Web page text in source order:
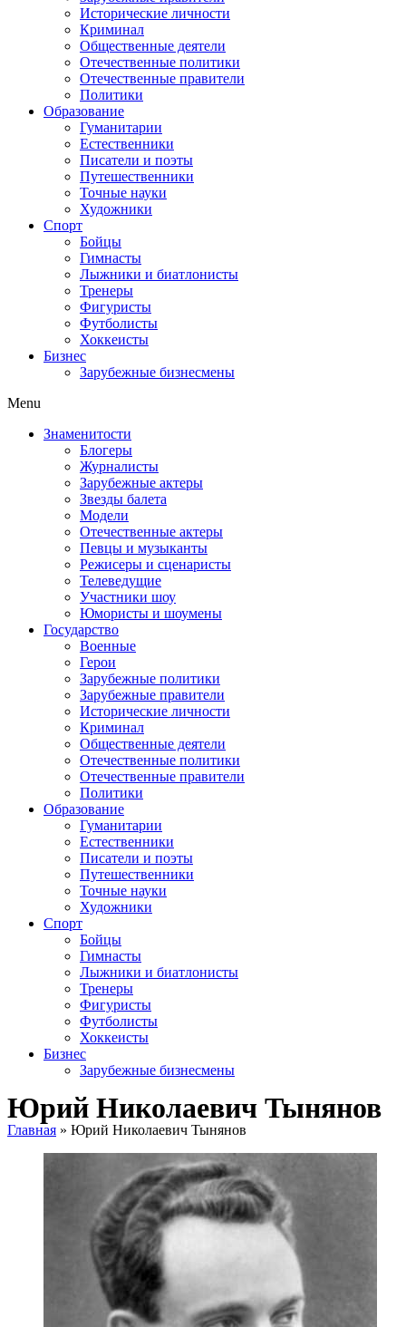
Исторические личности
Криминал
Общественные деятели
Отечественные политики
Отечественные правители
Политики
Образование
Гуманитарии
Естественники
Писатели и поэты
Путешественники
Точные науки
Художники
Спорт
Бойцы
Гимнасты
Лыжники и биатлонисты
Тренеры
Фигуристы
Футболисты
Хоккеисты
Бизнес
Зарубежные бизнесмены
Menu
Знаменитости
Блогеры
Журналисты
Зарубежные актеры
Звезды балета
Модели
Отечественные актеры
Певцы и музыканты
Режисеры и сценаристы
Телеведущие
Участники шоу
Юмористы и шоумены
Государство
Военные
Герои
Зарубежные политики
Зарубежные правители
Исторические личности
Криминал
Общественные деятели
Отечественные политики
Отечественные правители
Политики
Образование
Гуманитарии
Естественники
Писатели и поэты
Путешественники
Точные науки
Художники
Спорт
Бойцы
Гимнасты
Лыжники и биатлонисты
Тренеры
Фигуристы
Футболисты
Хоккеисты
Бизнес
Зарубежные бизнесмены
Юрий Николаевич Тынянов
Главная » Юрий Николаевич Тынянов